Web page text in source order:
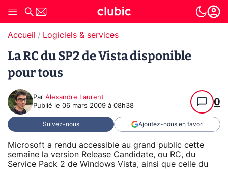
Accueil Logiciels & services
La RC du SP2 de Vista disponible
pour tous
Par Alexandre Laurent
Publié le 06 mars 2009 à 08h38 0
Suivez-nous Ajoutez-nous en favori
Microsoft a rendu accessible au grand public cette
semaine la version Release Candidate, ou RC, du
Service Pack 2 de Windows Vista, ainsi que celle du